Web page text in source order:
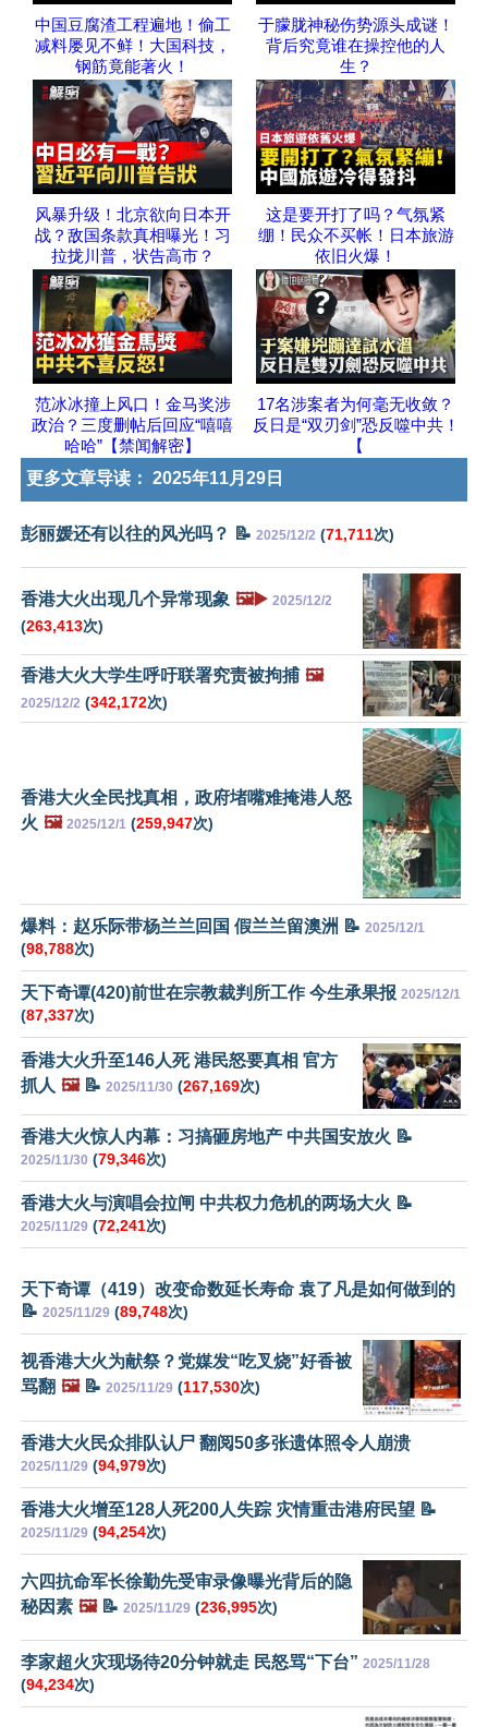
中国豆腐渣工程遍地！偷工
减料屡见不鲜！大国科技，
钢筋竟能著火！
于朦胧神秘伤势源头成谜！
背后究竟谁在操控他的人
生？
风暴升级！北京欲向日本开
战？敌国条款真相曝光！习
拉拢川普，状告高市？
这是要开打了吗？气氛紧
绷！民众不买帐！日本旅游
依旧火爆！
范冰冰撞上风口！金马奖涉
政治？三度删帖后回应“嘻嘻
哈哈”【禁闻解密】
17名涉案者为何毫无收敛？
反日是“双刃剑”恐反噬中共！
【
更多文章导读： 2025年11月29日
彭丽媛还有以往的风光吗？ 📝 2025/12/2 (71,711次)
香港大火出现几个异常现象 🖼️▶️ 2025/12/2
(263,413次)
香港大火大学生呼吁联署究责被拘捕 🖼️
2025/12/2 (342,172次)
香港大火全民找真相，政府堵嘴难掩港人怒
火 🖼️ 2025/12/1 (259,947次)
爆料：赵乐际带杨兰兰回国 假兰兰留澳洲 📝 2025/12/1
(98,788次)
天下奇谭(420)前世在宗教裁判所工作 今生承果报 2025/12/1
(87,337次)
香港大火升至146人死 港民怒要真相 官方
抓人 🖼️📝 2025/11/30 (267,169次)
香港大火惊人内幕：习搞砸房地产 中共国安放火 📝
2025/11/30 (79,346次)
香港大火与演唱会拉闸 中共权力危机的两场大火 📝
2025/11/29 (72,241次)
天下奇谭（419）改变命数延长寿命 袁了凡是如何做到的
📝 2025/11/29 (89,748次)
视香港大火为献祭？党媒发“吃叉烧”好香被
骂翻 🖼️📝 2025/11/29 (117,530次)
香港大火民众排队认尸 翻阅50多张遗体照令人崩溃
2025/11/29 (94,979次)
香港大火增至128人死200人失踪 灾情重击港府民望 📝
2025/11/29 (94,254次)
六四抗命军长徐勤先受审录像曝光背后的隐
秘因素 🖼️📝 2025/11/29 (236,995次)
李家超火灾现场待20分钟就走 民怒骂“下台” 2025/11/28
(94,234次)